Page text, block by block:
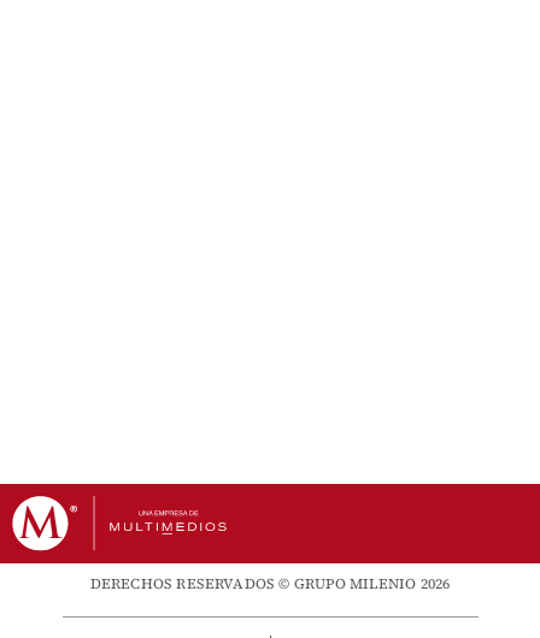
DERECHOS RESERVADOS © GRUPO MILENIO 2026